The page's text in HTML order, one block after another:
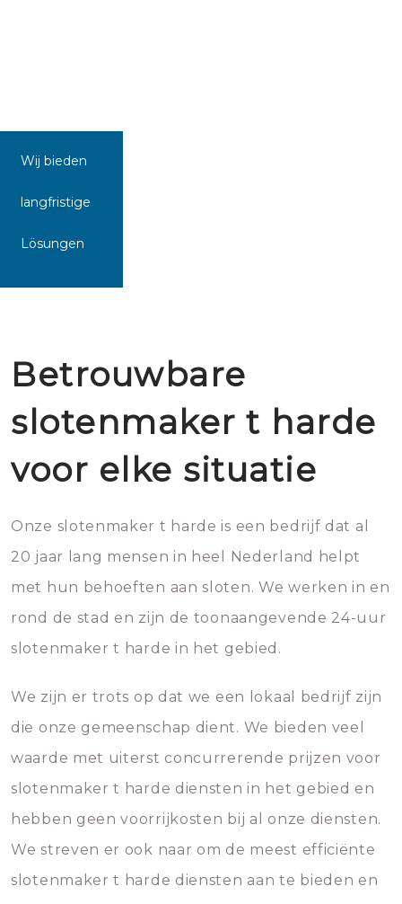
Wij bieden
langfristige
Lösungen
Betrouwbare
slotenmaker t harde
voor elke situatie
Onze slotenmaker t harde is een bedrijf dat al
20 jaar lang mensen in heel Nederland helpt
met hun behoeften aan sloten. We werken in en
rond de stad en zijn de toonaangevende 24-uur
slotenmaker t harde in het gebied.
We zijn er trots op dat we een lokaal bedrijf zijn
die onze gemeenschap dient. We bieden veel
waarde met uiterst concurrerende prijzen voor
slotenmaker t harde diensten in het gebied en
hebben geen voorrijkosten bij al onze diensten.
We streven er ook naar om de meest efficiënte
slotenmaker t harde diensten aan te bieden en